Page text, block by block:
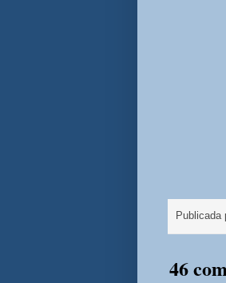
Publicada
46